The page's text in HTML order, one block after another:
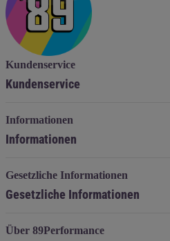
Kundenservice
Kundenservice
Informationen
Informationen
Gesetzliche Informationen
Gesetzliche Informationen
Über 89Performance